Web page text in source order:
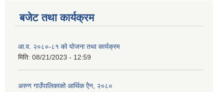
बजेट तथा कार्यक्रम
आ.व. २०८०-८१ को योजना तथा कार्यक्रम
मिति: 08/21/2023 - 12:59
अरुण गाउँपालिकाको आर्थिक ऐेन, २०८०